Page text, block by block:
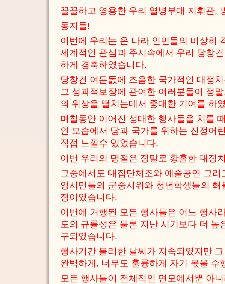
끌끌하고 영용한 우리 열병부대 지휘관,
동지들!
이번에 우리는 온 나라 인민들의 비상히
세계적인 관심과 주시속에서 우리 당창
하게 경축하였습니다.
당창건 여든돐에 즈음한 국가적인 대정
그 성과적보장에 관여한 여러분들이 정
의 위상을 떨치는데서 중대한 기여를 하
며칠동안 이어진 성대한 행사들을 치를
인 모습에서 당과 국가를 위하는 진정어
직접 느낄수 있었습니다.
이번 우리의 명절은 정말로 황홀한 대정
그중에서도 대집단체조와 예술공연 그
양시민들의 군중시위와 청년학생들의
정이였습니다.
이번에 거행된 모든 행사들은 어느 행사
도의 규률성은 물론 지난 시기보다 더
구되였습니다.
행사기간 불리한 날씨가 지속되였지만
완벽하게, 너무도 훌륭하게 자기 몫을 수
모든 행사들이 전체적인 면모에서뿐 아